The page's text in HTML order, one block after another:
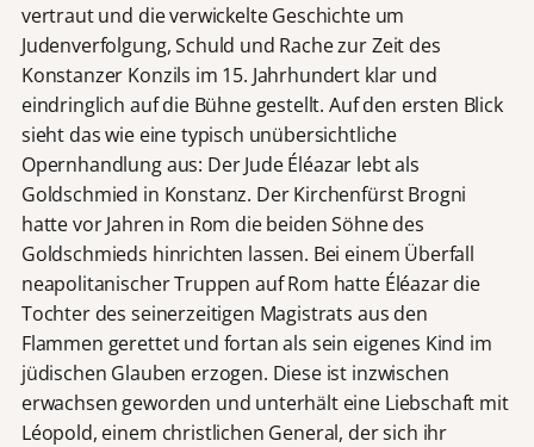
vertraut und die verwickelte Geschichte um
Judenverfolgung, Schuld und Rache zur Zeit des
Konstanzer Konzils im 15. Jahrhundert klar und
eindringlich auf die Bühne gestellt. Auf den ersten Blick
sieht das wie eine typisch unübersichtliche
Opernhandlung aus: Der Jude Éléazar lebt als
Goldschmied in Konstanz. Der Kirchenfürst Brogni
hatte vor Jahren in Rom die beiden Söhne des
Goldschmieds hinrichten lassen. Bei einem Überfall
neapolitanischer Truppen auf Rom hatte Éléazar die
Tochter des seinerzeitigen Magistrats aus den
Flammen gerettet und fortan als sein eigenes Kind im
jüdischen Glauben erzogen. Diese ist inzwischen
erwachsen geworden und unterhält eine Liebschaft mit
Léopold, einem christlichen General, der sich ihr